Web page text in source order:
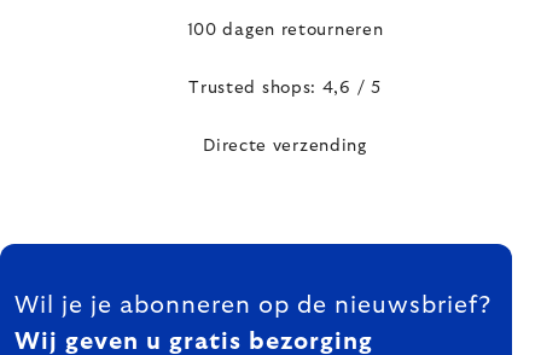
100 dagen retourneren
Trusted shops: 4,6 / 5
Directe verzending
FOOTER
Wil je je abonneren op de nieuwsbrief?
Wij geven u gratis bezorging